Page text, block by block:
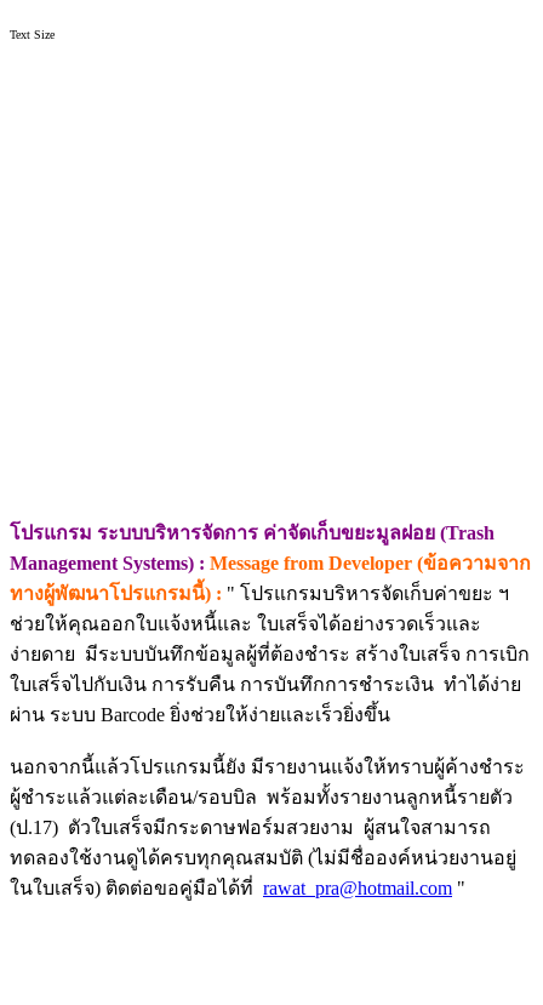
Text Size
โปรแกรม ระบบบริหารจัดการ ค่าจัดเก็บขยะมูลฝอย (Trash
Management Systems) : Message from Developer (ข้อความจาก
ทางผู้พัฒนาโปรแกรมนี้) : " โปรแกรมบริหารจัดเก็บค่าขยะ ฯ
ช่วยให้คุณออกใบแจ้งหนี้และ ใบเสร็จได้อย่างรวดเร็วและ
ง่ายดาย มีระบบบันทึกข้อมูลผู้ที่ต้องชำระ สร้างใบเสร็จ การเบิก
ใบเสร็จไปกับเงิน การรับคืน การบันทึกการชำระเงิน ทำได้ง่าย
ผ่าน ระบบ Barcode ยิ่งช่วยให้ง่ายและเร็วยิ่งขึ้น
นอกจากนี้แล้วโปรแกรมนี้ยัง มีรายงานแจ้งให้ทราบผู้ค้างชำระ
ผู้ชำระแล้วแต่ละเดือน/รอบบิล พร้อมทั้งรายงานลูกหนี้รายตัว
(ป.17) ตัวใบเสร็จมีกระดาษฟอร์มสวยงาม ผู้สนใจสามารถ
ทดลองใช้งานดูได้ครบทุกคุณสมบัติ (ไม่มีชื่อองค์หน่วยงานอยู่
ในใบเสร็จ) ติดต่อขอคู่มือได้ที่ rawat_pra@hotmail.com "